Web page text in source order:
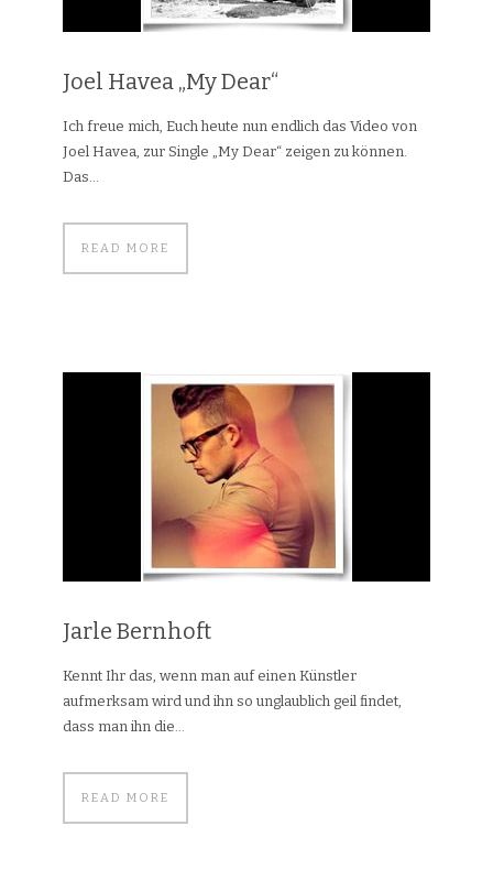
Joel Havea „My Dear“
Ich freue mich, Euch heute nun endlich das Video von
Joel Havea, zur Single „My Dear“ zeigen zu können.
Das...
READ MORE
Jarle Bernhoft
Kennt Ihr das, wenn man auf einen Künstler
aufmerksam wird und ihn so unglaublich geil findet,
dass man ihn die...
READ MORE